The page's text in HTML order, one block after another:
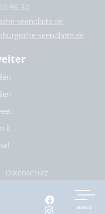
MENÜ
96 30
seenplatte.de
seenplatte.de
it
Datenschutz